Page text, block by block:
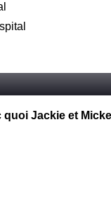
quoi Jackie et